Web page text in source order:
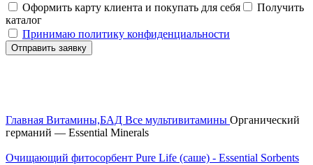
Оформить карту клиента и покупать для себя
Получить
каталог
Принимаю политику конфиденциальности
Отправить заявку
Главная Витамины,БАД Все мультивитамины Органический
германий — Essential Minerals
Очищающий фитосорбент Pure Life (саше) - Essential Sorbents